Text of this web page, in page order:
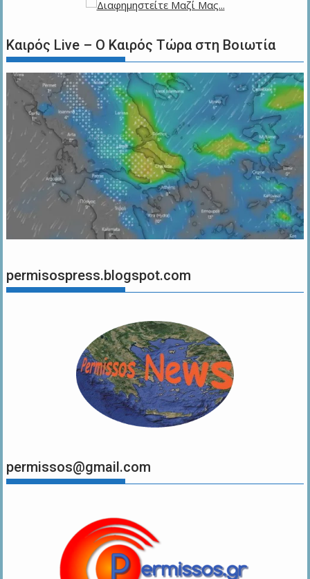
Καιρός Live – Ο Καιρός Τώρα στη Βοιωτία
permisospress.blogspot.com
permissos@gmail.com